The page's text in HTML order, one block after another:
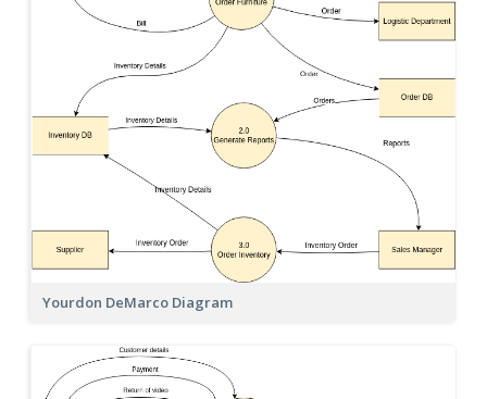
Yourdon DeMarco Diagram